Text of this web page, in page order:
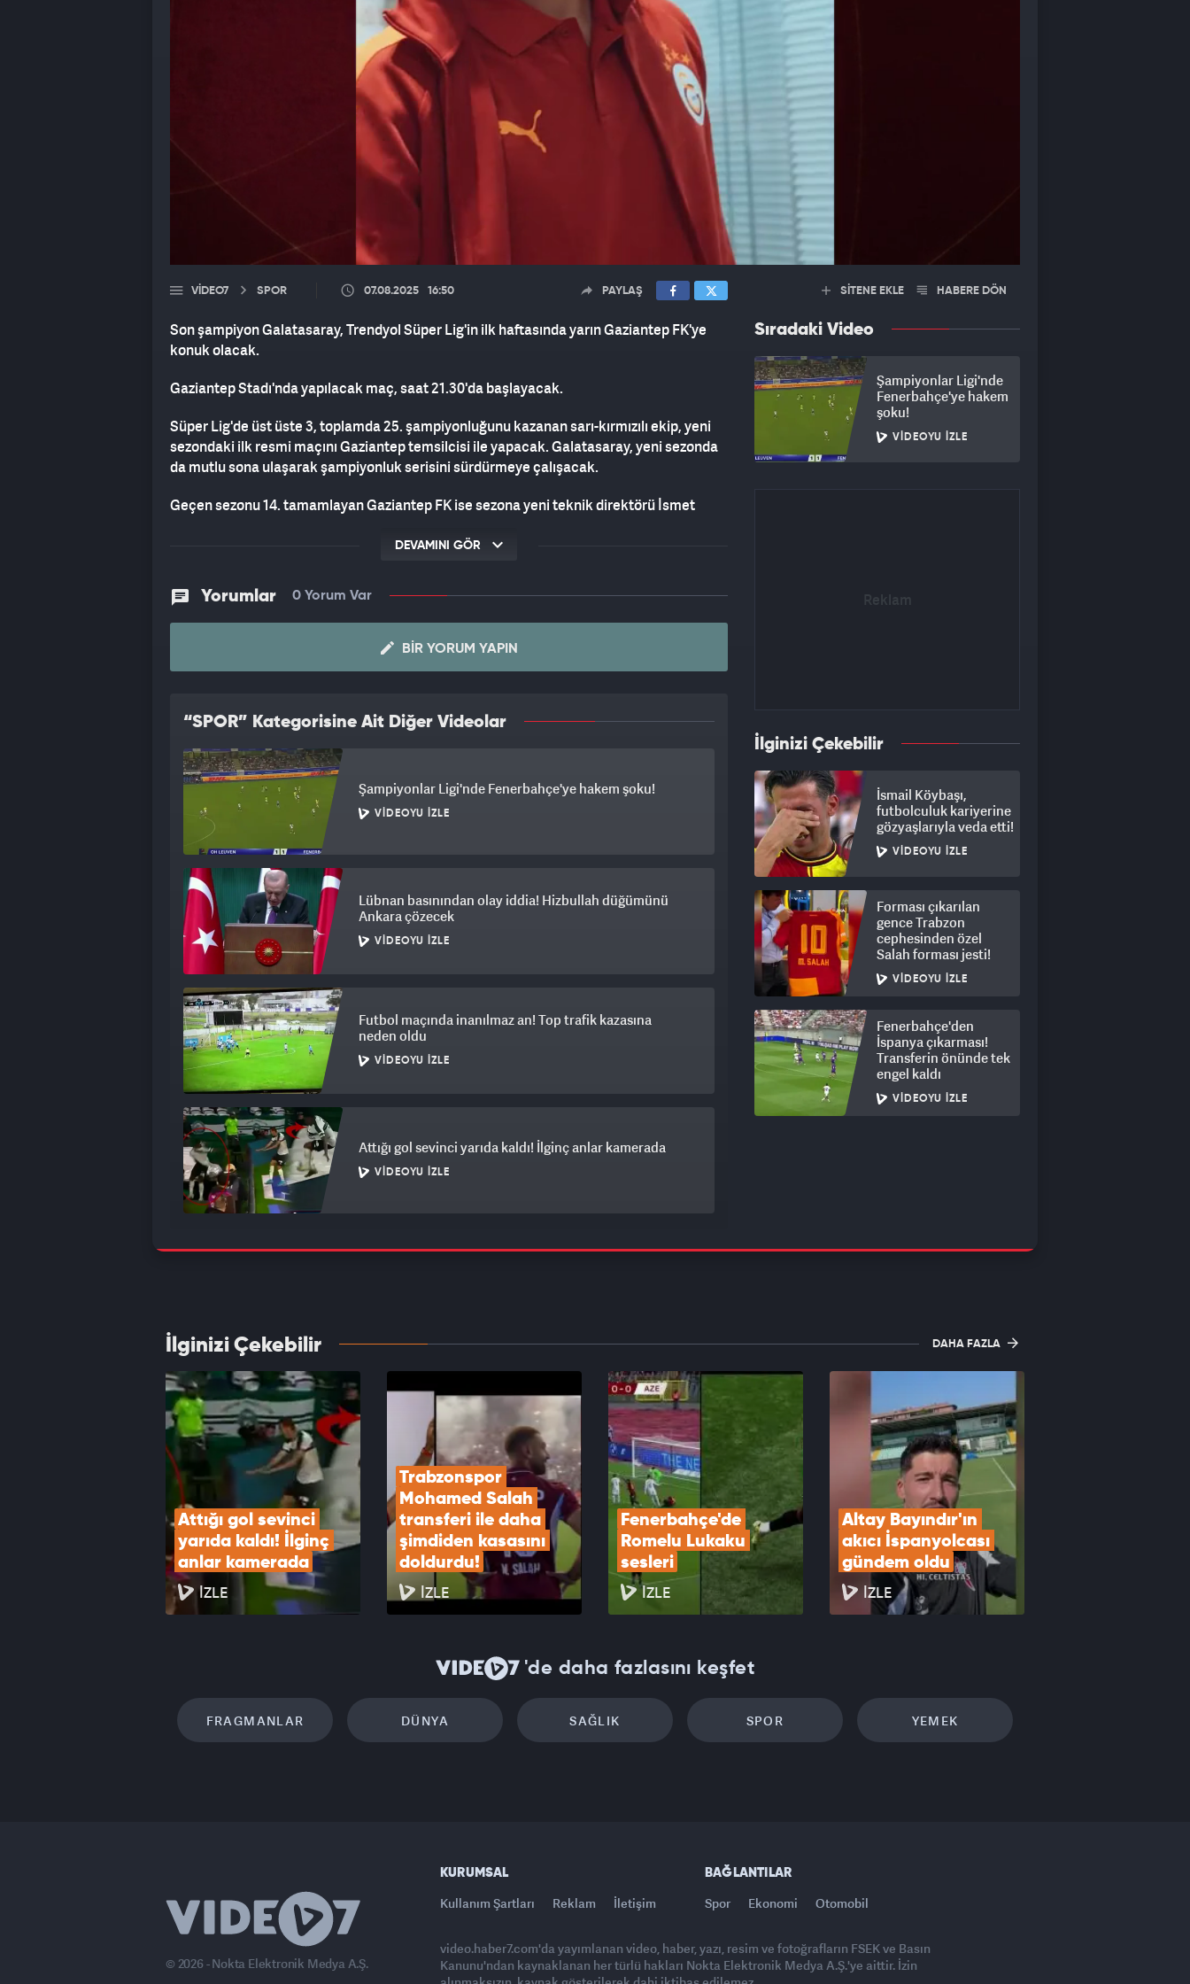
VIDEO7 SPOR 07.08.2025 16:50 PAYLAŞ
Son şampiyon Galatasaray, Trendyol Süper Lig'in ilk haftasında yarın Gaziantep FK'ye
konuk olacak.
Gaziantep Stadı'nda yapılacak maç, saat 21.30'da başlayacak.
Süper Lig'de üst üste 3, toplamda 25. şampiyonluğunu kazanan sarı-kırmızılı ekip, yeni
sezondaki ilk resmi maçını Gaziantep temsilcisi ile yapacak. Galatasaray, yeni sezonda
da mutlu sona ulaşarak şampiyonluk serisini sürdürmeye çalışacak.
Geçen sezonu 14. tamamlayan Gaziantep FK ise sezona yeni teknik direktörü İsmet
kazanarak sezona moralli girmek için mücadele edecek.
DEVAMINI GÖR
Yorumlar 0 Yorum Var
BIR YORUM YAPIN
“SPOR” Kategorisine Ait Diğer Videolar
Şampiyonlar Ligi'nde Fenerbahçe'ye hakem şoku!
VIDEOYU İZLE
Lübnan basınından olay iddia! Hizbullah düğümünü
Ankara çözecek
VIDEOYU İZLE
Futbol maçında inanılmaz an! Top trafik kazasına
neden oldu
VIDEOYU İZLE
Attığı gol sevinci yarıda kaldı! İlginç anlar kamerada
VIDEOYU İZLE
İsmail Köybaşı, futbolculuk kariyerine gözyaşlarıyla
veda etti!
VIDEOYU İZLE
SİTENE EKLE HABERE DÖN
Sıradaki Video
Şampiyonlar Ligi'nde
Fenerbahçe'ye hakem
şoku!
VIDEOYU İZLE
İlginizi Çekebilir
İsmail Köybaşı,
futbolculuk kariyerine
gözyaşlarıyla veda etti!
VIDEOYU İZLE
Forması çıkarılan
gence Trabzon
cephesinden özel
Salah forması jesti!
VIDEOYU İZLE
Fenerbahçe'den
İspanya çıkarması!
Transferin önünde tek
engel kaldı
VIDEOYU İZLE
İlginizi Çekebilir DAHA FAZLA
Attığı gol sevinci
yarıda kaldı! İlginç
anlar kamerada
İZLE
Trabzonspor
Mohamed Salah
transferi ile daha
şimdiden kasasını
doldurdu!
İZLE
Fenerbahçe'de
Romelu Lukaku
sesleri
İZLE
Altay Bayındır'ın
akıcı İspanyolcası
gündem oldu
İZLE
'de daha fazlasını keşfet
FRAGMANLAR DÜNYA SAĞLIK SPOR YEMEK
© 2026 - Nokta Elektronik Medya A.Ş.
KURUMSAL
Kullanım Şartları Reklam İletişim
BAĞLANTILAR
Spor Ekonomi Otomobil
video.haber7.com'da yayımlanan video, haber, yazı, resim ve fotoğrafların FSEK ve Basın
Kanunu'ndan kaynaklanan her türlü hakları Nokta Elektronik Medya A.Ş.'ye aittir. İzin